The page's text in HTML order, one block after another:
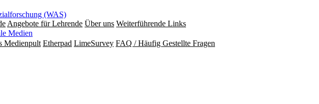
(WAS)
Angebote für Lehrende Über uns Weiterführende Links
Medien
Medienpult Etherpad LimeSurvey FAQ / Häufig Gestellte Fragen